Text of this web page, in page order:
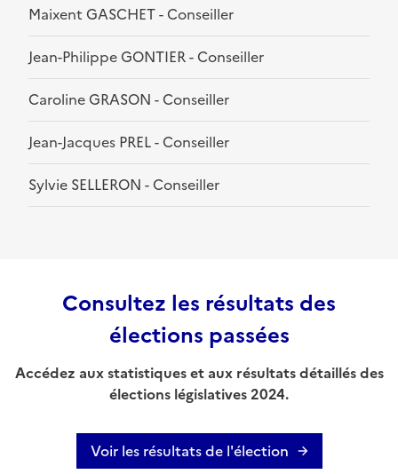
Maixent GASCHET - Conseiller
Jean-Philippe GONTIER - Conseiller
Caroline GRASON - Conseiller
Jean-Jacques PREL - Conseiller
Sylvie SELLERON - Conseiller
Consultez les résultats des
élections passées
Accédez aux statistiques et aux résultats détaillés des
élections législatives 2024.
Voir les résultats de l'élection